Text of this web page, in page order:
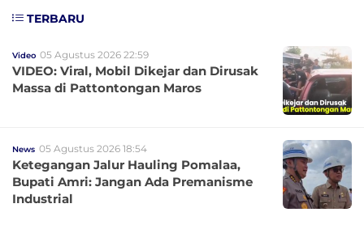
TERBARU
Video 05 Agustus 2026 22:59
VIDEO: Viral, Mobil Dikejar dan Dirusak
Massa di Pattontongan Maros
News 05 Agustus 2026 18:54
Ketegangan Jalur Hauling Pomalaa,
Bupati Amri: Jangan Ada Premanisme
Industrial